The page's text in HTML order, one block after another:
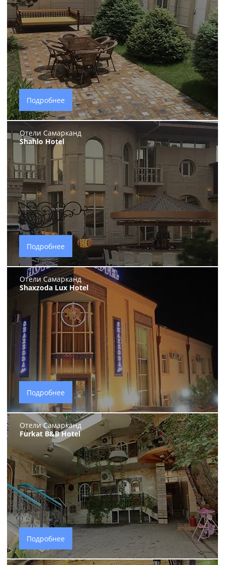
Подробнее
Отели Самарканд
Shahlo Hotel
Подробнее
Отели Самарканд
Shaxzoda Lux Hotel
Подробнее
Отели Самарканд
Furkat B&B Hotel
Подробнее